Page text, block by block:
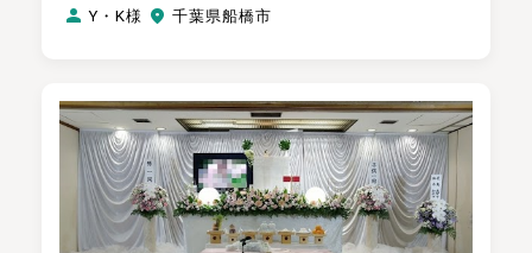
Y・K様 千葉県船橋市